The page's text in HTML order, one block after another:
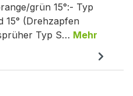
grün 15°:- Typ
15° (Drehzapfen
Typ S… Mehr